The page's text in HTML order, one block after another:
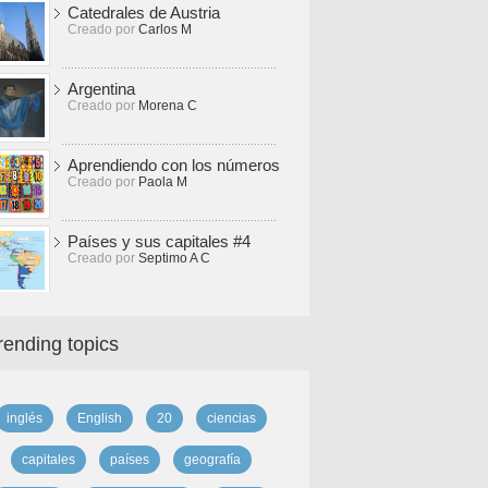
Catedrales de Austria
Creado por Carlos M
Argentina
Creado por Morena C
Aprendiendo con los números
Creado por Paola M
Países y sus capitales #4
Creado por Septimo A C
topics
inglés English 20 ciencias
capitales países geografía